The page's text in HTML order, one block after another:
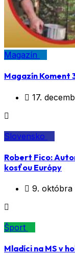
Magazín
Magazín Koment
17.
Slovensko
Robert Fico:
kosťou Európy
9. októbra
Šport
Mladíci na MS v